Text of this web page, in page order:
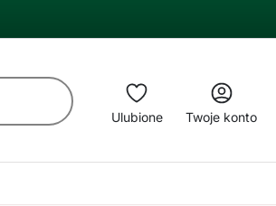
Ulubione Twoje konto